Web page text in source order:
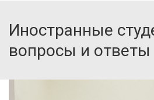
Иностранные
вопросы и ответы